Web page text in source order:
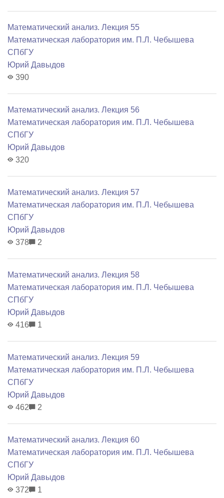
Математический анализ. Лекция 55
Математичеcкая лаборатория им. П.Л. Чебышева
СПбГУ
Юрий Давыдов
390
Математический анализ. Лекция 56
Математичеcкая лаборатория им. П.Л. Чебышева
СПбГУ
Юрий Давыдов
320
Математический анализ. Лекция 57
Математичеcкая лаборатория им. П.Л. Чебышева
СПбГУ
Юрий Давыдов
378
2
Математический анализ. Лекция 58
Математичеcкая лаборатория им. П.Л. Чебышева
СПбГУ
Юрий Давыдов
416
1
Математический анализ. Лекция 59
Математичеcкая лаборатория им. П.Л. Чебышева
СПбГУ
Юрий Давыдов
462
2
Математический анализ. Лекция 60
Математичеcкая лаборатория им. П.Л. Чебышева
СПбГУ
Юрий Давыдов
372
1